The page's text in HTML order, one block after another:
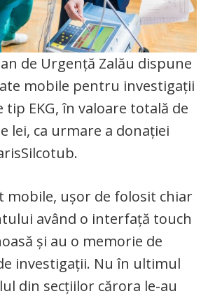
de Urgență Zalău dispune
mobile pentru investigaţii
tip EKG, în valoare totală de
lei, ca urmare a donației
mobile, uşor de folosit chiar
având o interfață touch
şi au o memorie de
investigaţii. Nu în ultimul
din secţiilor cărora le-au